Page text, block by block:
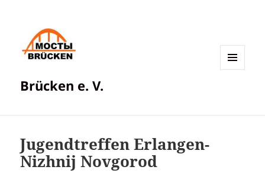
Brücken e. V.
Jugendtreffen Erlangen-
Nizhnij Novgorod